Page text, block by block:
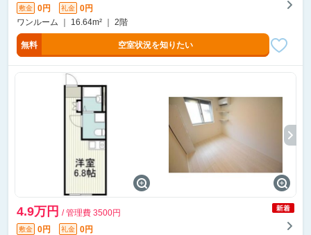
敷金 0円 礼金
0円
ワンルーム ｜ 16.64m² ｜ 2階
無料 空室状況を知りたい
4.9万円 / 管理費 3500円
敷金 0円 礼金
0円